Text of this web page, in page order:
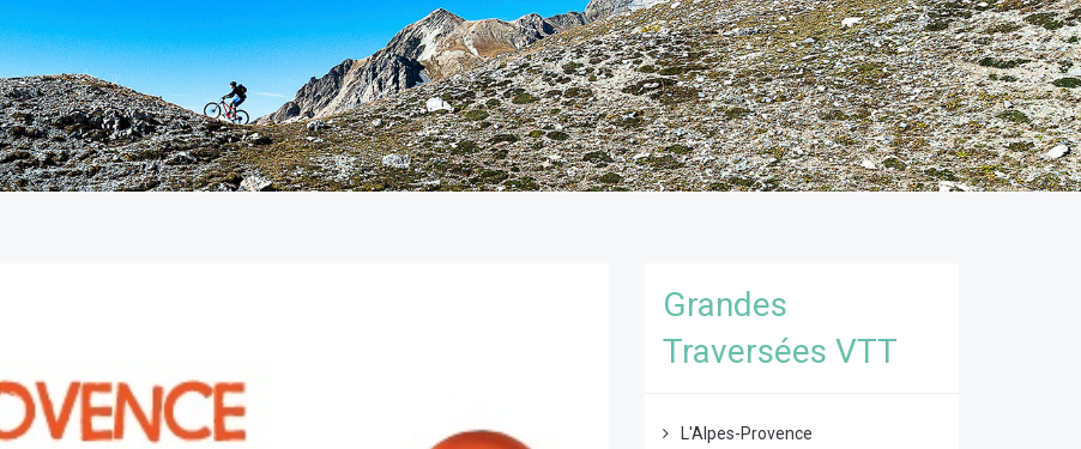
Grandes
Traversées VTT
L'Alpes-Provence